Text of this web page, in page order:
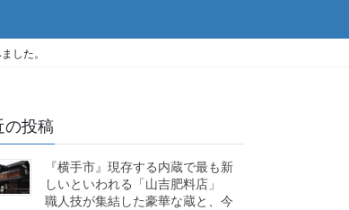
した。
の投稿
『横手市』現存する内蔵で最も新
しいといわれる「山吉肥料店」
職人技が集結した豪華な蔵と、今